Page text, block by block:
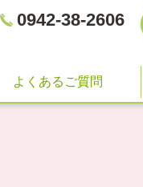
0942-38-2606
よくあるご質問